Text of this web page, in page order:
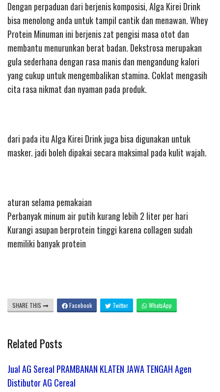
Dengan perpaduan dari berjenis komposisi, Alga Kirei Drink
bisa menolong anda untuk tampil cantik dan menawan. Whey
Protein Minuman ini berjenis zat pengisi masa otot dan
membantu menurunkan berat badan. Dekstrosa merupakan
gula sederhana dengan rasa manis dan mengandung kalori
yang cukup untuk mengembalikan stamina. Coklat mengasih
cita rasa nikmat dan nyaman pada produk.
dari pada itu Alga Kirei Drink juga bisa digunakan untuk
masker. jadi boleh dipakai secara maksimal pada kulit wajah.
aturan selama pemakaian
Perbanyak minum air putih kurang lebih 2 liter per hari
Kurangi asupan berprotein tinggi karena collagen sudah
memiliki banyak protein
SHARE THIS Facebook Twitter WhatsApp
Related Posts
Jual AG Sereal PRAMBANAN KLATEN JAWA TENGAH Agen
Distibutor AG Cereal